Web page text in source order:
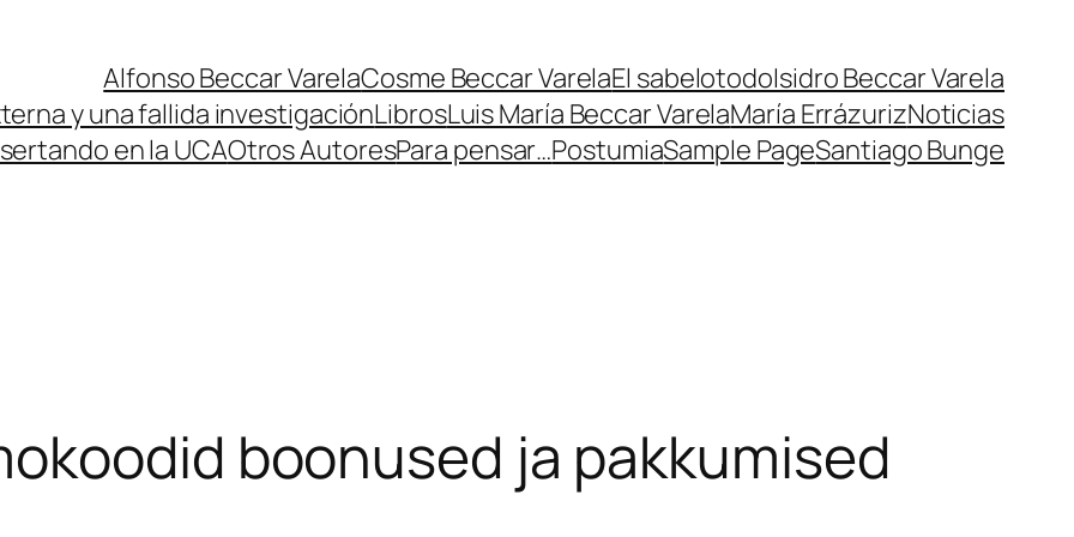
Alfonso Beccar VarelaCosme Beccar VarelaEl sabelotodoIsidro Beccar Varela
y una fallida investigaciónLibrosLuis María Beccar VarelaMaría ErrázurizNoticias
en la UCAOtros AutoresPara pensar…PostumiaSample PageSantiago Bunge
boonused ja pakkumised